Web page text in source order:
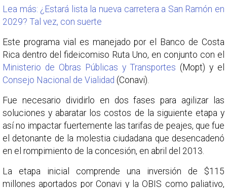
Lea más: ¿Estará lista la nueva carretera a San Ramón en
2029? Tal vez, con suerte
Este programa vial es manejado por el Banco de Costa
Rica dentro del fideicomiso Ruta Uno, en conjunto con el
Ministerio de Obras Públicas y Transportes (Mopt) y el
Consejo Nacional de Vialidad (Conavi).
Fue necesario dividirlo en dos fases para agilizar las
soluciones y abaratar los costos de la siguiente etapa y
así no impactar fuertemente las tarifas de peajes, que fue
el detonante de la molestia ciudadana que desencadenó
en el rompimiento de la concesión, en abril del 2013.
La etapa inicial comprende una inversión de $115
millones aportados por Conavi y la OBIS como paliativo,